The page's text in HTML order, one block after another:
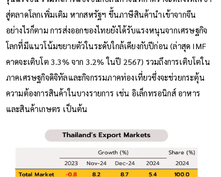
สู่ตลาดโลกเพิ่มเติม หากสหรัฐฯ ขึ้นภาษีสินค้านำเข้าจากจีน
อย่างไรก็ตาม การส่งออกของไทยยังได้รับแรงหนุนจากเศรษฐกิจ
โลกที่มีแนวโน้มขยายตัวในระดับใกล้เคียงกับปีก่อน (ล่าสุด IMF
คาดจะเติบโต 3.3% จาก 3.2% ในปี 2567) รวมถึงการเติบโตใน
ภาคเศรษฐกิจดิจิทัลและกิจกรรมภาคท่องเที่ยวซึ่งจะช่วยกระตุ้น
ความต้องการสินค้าในบางรายการ เช่น อิเล็กทรอนิกส์ อาหาร
และสินค้าเกษตร เป็นต้น